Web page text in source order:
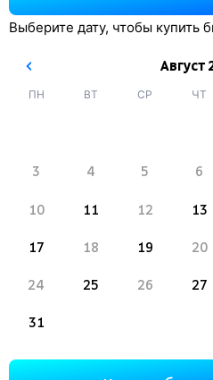
Выберите дату, чтобы купить
Август
ПН ВТ СР ЧТ
3 4 5 6
10 11 12 13
17 18 19 20
24 25 26 27
31